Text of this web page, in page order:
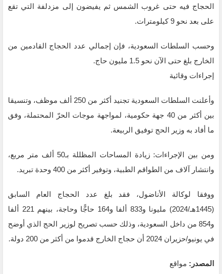
الحجاج فيه حتى غروب الشمس ثم يفيضون إلى مزدلفة التي تقع
على بعد نحو 9 كيلومترات.
وحسب السلطات السعودية، فإن إجمالي عدد الحجاج القادمين من
الخارج بلغ حتى الآن نحو 1.5 مليون حاج.
إجراءات وقائية
وأعلنت السلطات السعودية تجنيد أكثر من 250 ألف موظف، وتنسيقا
بين أكثر من 40 جهة حكومية، لمواجهة موجات الحرّ المحتملة، وفق
ما أفاد به وزير الحج توفيق الربيعة.
ومن بين الإجراءات: زيادة المساحات المظللة بـ50 ألف متر مربع،
وانتشار آلاف من الطواقم الطبية، وتوفير أكثر من 400 وحدة تبريد.
ووفقا لوكالة الأناضول، فقد بلغ عدد الحجاج العام السابق
(1445هـ/2024) مليونا و833 ألفا و164 حاجًّا وحاجة، بينهم 221 ألفا
و854 من داخل السعودية، وذلك حسب تصريح لوزير الحج الذي أوضح
في يونيو/حزيران 2024 أن حجاج الخارج قدموا من أكثر من 200 دولة.
المصدر: مواقع